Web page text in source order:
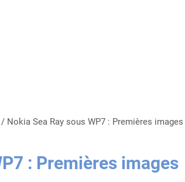
/ Nokia Sea Ray sous WP7 : Premières images
: Premières images